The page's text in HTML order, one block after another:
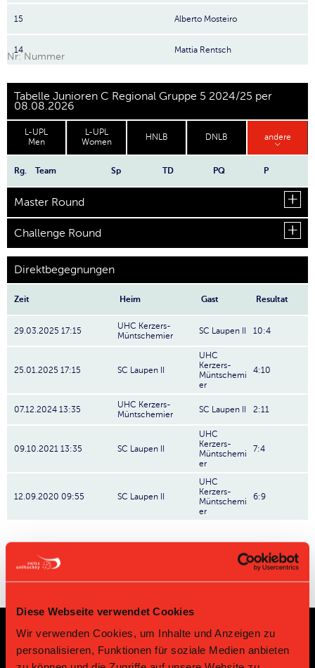
Diese Webseite verwendet Cookies
Wir verwenden Cookies, um Inhalte und Anzeigen zu
personalisieren, Funktionen für soziale Medien anbieten
15 Alberto Mosteiro
14 Mattia Rentsch
Nr: Nummer
Tabelle Junioren C Regional Gruppe 5 2024/25 per
08.08.2026
L-UPL
Men
L-UPL
Women
HNLB DNLB andere
Rg. Team Sp TD PQ P
Master Round
Challenge Round
Direktbegegnungen
Zeit Heim Gast Resultat
29.03.2025 17:15
UHC Kerzers-
Müntschemier
SC Laupen II 10:4
25.01.2025 17:15 SC Laupen II
UHC
Kerzers-
Müntschemi
er
4:10
07.12.2024 13:35
UHC Kerzers-
Müntschemier
SC Laupen II 2:11
09.10.2021 13:35 SC Laupen II
UHC
Kerzers-
Müntschemi
er
7:4
12.09.2020 09:55 SC Laupen II
UHC
Kerzers-
Müntschemi
er
6:9
Sponsoren und Partner